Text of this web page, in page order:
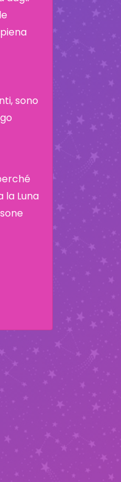
sono
la Luna